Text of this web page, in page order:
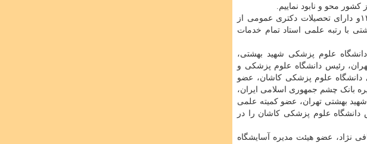
محو و نابود نماییم.
به گزارش روابط عمومی دانشگاه علوم پزشکی شهیدبهشتی، دکتر محمد زارع جوشقانی متولد سال ۱۳۳۱و دارای تحصیلات دکتری عمومی از
با رتبه علمی استاد تمام خدمات
علوم پزشکی شهید بهشتی،
رئیس دانشگاه علوم پزشکی و
دانشگاه علوم پزشکی کاشان، عضو
بانک چشم جمهوری اسلامی ایران،
بهشتی تهران، عضو کمیته علمی
علوم پزشکی کاشان را در
عضو هیئت مدیره آسایشگاه